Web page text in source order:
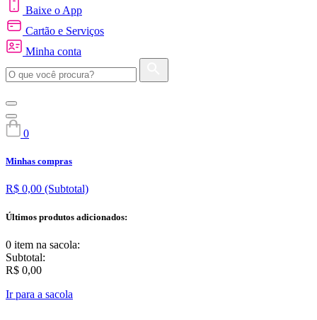
Baixe o App
Cartão e Serviços
Minha conta
0
Minhas compras
R$ 0,00 (Subtotal)
Últimos produtos adicionados:
0 item na sacola:
Subtotal:
R$ 0,00
Ir para a sacola